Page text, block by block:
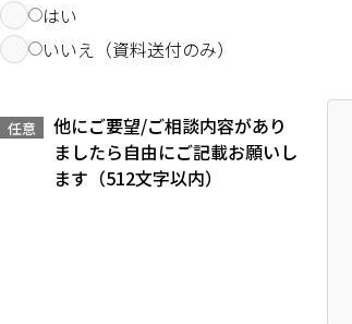
はい
いいえ（資料送付のみ）
他にご要望/ご相談内容があり
ましたら自由にご記載お願いし
ます（512文字以内）
任意